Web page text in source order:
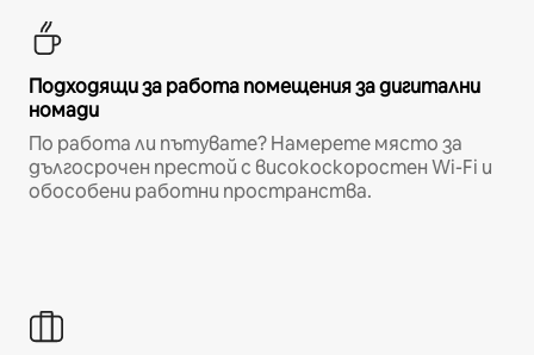
Подходящи за работа помещения за дигитални
номади
По работа ли пътувате? Намерете място за
дългосрочен престой с високоскоростен Wi-Fi и
обособени работни пространства.